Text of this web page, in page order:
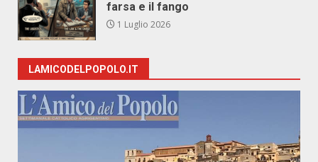
farsa e il fango
1 Luglio 2026
LAMICODELPOPOLO.IT